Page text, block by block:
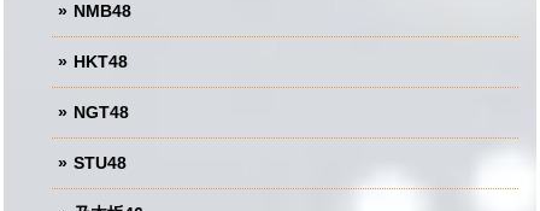
NMB48
HKT48
NGT48
STU48